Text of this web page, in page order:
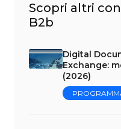
Scopri altri
B2b
Digital
Exchange:
(2026)